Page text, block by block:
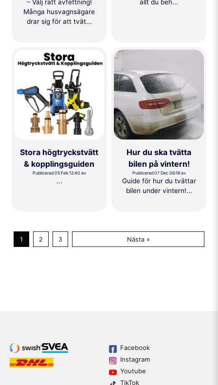
– Välj rätt avfettning!
Många husvagnsägare
drar sig för att tvät...
allt du beh...
Stora högtryckstvätt
& kopplingsguiden
Publicerad 05 Feb 12:40 av
...
Hur du ska tvätta
bilen på vintern!
Publicerad 07 Dec 06:16 av
Guide för hur du tvättar
bilen under vintern!...
1 2 3 Nästa »
Facebook
Instagram
Youtube
TikTok